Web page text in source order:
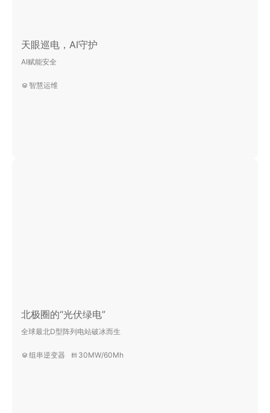
天眼巡电，AI守护
AI赋能安全
智慧运维
北极圈的“光伏绿电”
全球最北D型阵列电站破冰而生
组串逆变器 30MW/60Mh